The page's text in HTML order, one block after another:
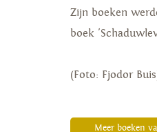
Zijn boeken
boek
(Foto: Fjodor
Meer boeken